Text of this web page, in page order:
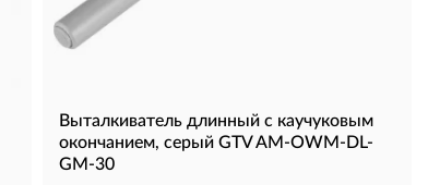
Выталкиватель длинный с каучуковым
окончанием, серый GTV AM-OWM-DL-
GM-30